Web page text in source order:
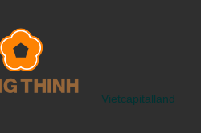
Vietcapitalland